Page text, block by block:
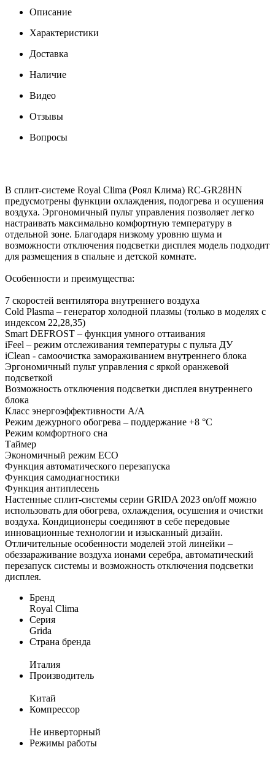
Описание
Характеристики
Доставка
Наличие
Видео
Отзывы
Вопросы
В сплит-системе Royal Clima (Роял Клима) RC-GR28HN
предусмотрены функции охлаждения, подогрева и осушения
воздуха. Эргономичный пульт управления позволяет легко
настраивать максимально комфортную температуру в
отдельной зоне. Благодаря низкому уровню шума и
возможности отключения подсветки дисплея модель подходит
для размещения в спальне и детской комнате.
Особенности и преимущества:
7 скоростей вентилятора внутреннего воздуха
Cold Plasma – генератор холодной плазмы (только в моделях с
индексом 22,28,35)
Smart DEFROST – функция умного оттаивания
iFeel – режим отслеживания температуры с пульта ДУ
iClean - cамоочистка замораживанием внутреннего блока
Эргономичный пульт управления с яркой оранжевой
подсветкой
Возможность отключения подсветки дисплея внутреннего
блока
Класс энергоэффективности A/A
Режим дежурного обогрева – поддержание +8 °C
Режим комфортного сна
Таймер
Экономичный режим ECO
Функция автоматического перезапуска
Функция самодиагностики
Функция антиплесень
Настенные сплит-системы серии GRIDA 2023 on/off можно
использовать для обогрева, охлаждения, осушения и очистки
воздуха. Кондиционеры соединяют в себе передовые
инновационные технологии и изысканный дизайн.
Отличительные особенности моделей этой линейки –
обеззараживание воздуха ионами серебра, автоматический
перезапуск системы и возможность отключения подсветки
дисплея.
Бренд
Royal Clima
Серия
Grida
Страна бренда
Италия
Производитель
Китай
Компрессор
Не инверторный
Режимы работы